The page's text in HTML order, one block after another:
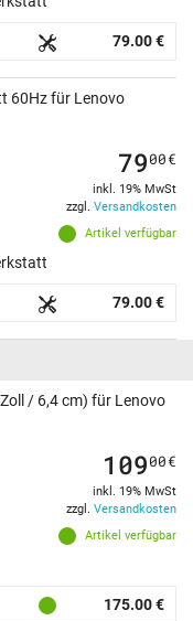
79.00 €
60Hz für Lenovo
Artikel verfügbar
7900€
inkl. 19% MwSt
zzgl. Versandkosten
79.00 €
/ 6,4 cm) für Lenovo
Artikel verfügbar
10900€
inkl. 19% MwSt
zzgl. Versandkosten
175.00 €